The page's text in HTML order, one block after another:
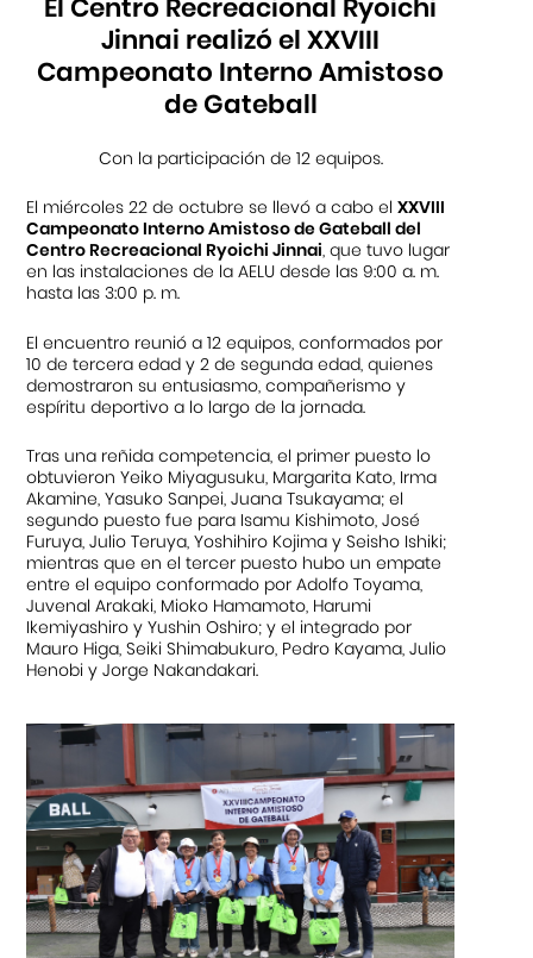
Jinnai realizó el XXVIII
Campeonato Interno Amistoso
de Gateball
Con la participación de 12 equipos.
El miércoles 22 de octubre se llevó a cabo elXXVIII
Campeonato Interno Amistoso de Gateball del
Centro Recreacional Ryoichi Jinnai, que tuvo lugar
en las instalaciones de la AELU desde las 9:00 a. m.
hasta las 3:00 p. m.
El encuentro reunió a 12 equipos, conformados por
10 de tercera edad y 2 de segunda edad, quienes
demostraron su entusiasmo, compañerismo y
espíritu deportivo a lo largo de la jornada.
Tras una reñida competencia, el primer puesto lo
obtuvieron Yeiko Miyagusuku, Margarita Kato, Irma
Akamine, Yasuko Sanpei, Juana Tsukayama; el
segundo puesto fue para Isamu Kishimoto, José
Furuya, Julio Teruya, Yoshihiro Kojima y Seisho Ishiki;
mientras que en el tercer puesto hubo un empate
entre el equipo conformado por Adolfo Toyama,
Juvenal Arakaki, Mioko Hamamoto, Harumi
Ikemiyashiro y Yushin Oshiro; y el integrado por
Mauro Higa, Seiki Shimabukuro, Pedro Kayama, Julio
Henobi y Jorge Nakandakari.